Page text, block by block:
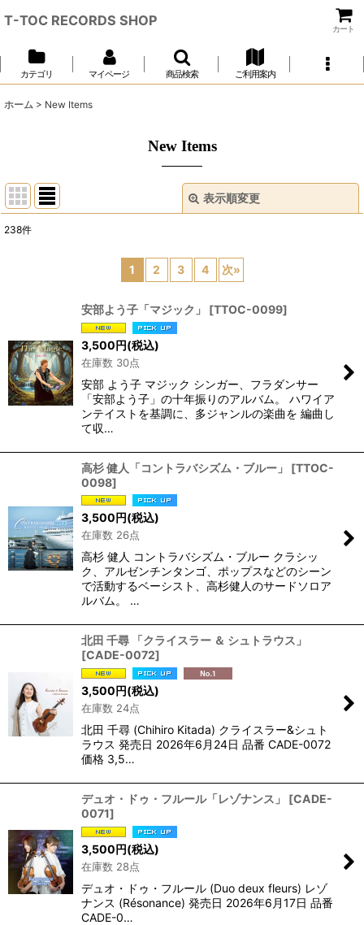
T-TOC RECORDS SHOP
カート
カテゴリ マイページ 商品検索 ご利用案内
ホーム > New Items
New Items
表示順変更
絞り込む
238件
1 2 3 4 次»
安部よう子「マジック」 [TTOC-0099]
3,500円(税込)
在庫数 30点
安部 よう子 マジック シンガー、フラダンサー
「安部よう子」の十年振りのアルバム。 ハワイア
ンテイストを基調に、多ジャンルの楽曲を 編曲し
て収…
高杉 健人「コントラバシズム・ブルー」 [TTOC-
0098]
3,500円(税込)
在庫数 26点
高杉 健人 コントラバシズム・ブルー クラシッ
ク、アルゼンチンタンゴ、ポップスなどのシーン
で活動するベーシスト、高杉健人のサードソロア
ルバム。 …
北田 千尋 「クライスラー ＆ シュトラウス」
[CADE-0072]
3,500円(税込)
在庫数 24点
北田 千尋 (Chihiro Kitada) クライスラー&シュト
ラウス 発売日 2026年6月24日 品番 CADE-0072
価格 3,5…
デュオ・ドゥ・フルール「レゾナンス」 [CADE-
0071]
3,500円(税込)
在庫数 28点
デュオ・ドゥ・フルール (Duo deux fleurs) レゾ
ナンス (Résonance) 発売日 2026年6月17日 品番
CADE-0…